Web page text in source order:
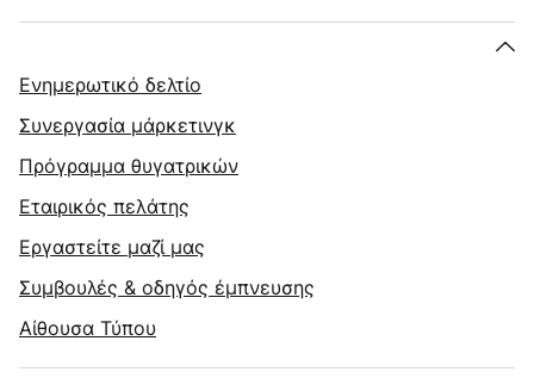
Ενημερωτικό δελτίο
Συνεργασία μάρκετινγκ
Πρόγραμμα θυγατρικών
Εταιρικός πελάτης
Εργαστείτε μαζί μας
Συμβουλές & οδηγός έμπνευσης
Αίθουσα Τύπου